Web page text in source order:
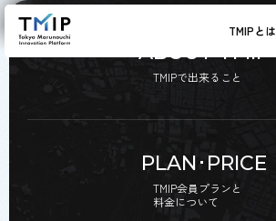
TMIPとは
ABOUT TMIP
TMIPで出来ること
PLAN･PRICE
TMIP会員プランと
料金について